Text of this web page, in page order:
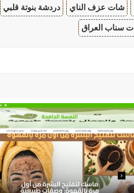
شات عزف الناي دردشة بنوتة قلبي
سناب العراق